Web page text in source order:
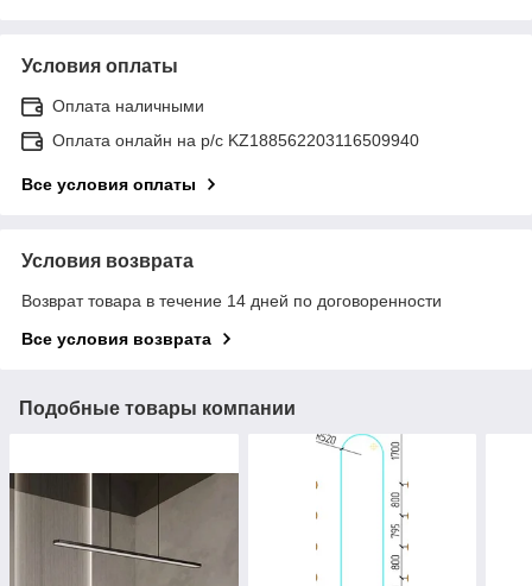
Условия оплаты
Оплата наличными
Оплата онлайн на р/с KZ188562203116509940
Все условия оплаты
Условия возврата
Возврат товара в течение 14 дней по договоренности
Все условия возврата
Подобные товары компании